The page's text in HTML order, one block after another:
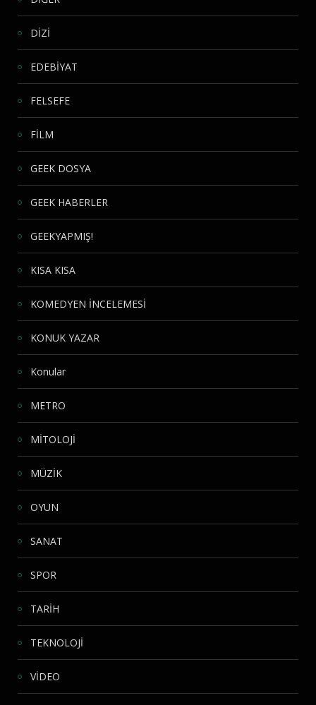
DİZİ
EDEBİYAT
FELSEFE
FİLM
GEEK DOSYA
GEEK HABERLER
GEEKYAPMIŞ!
KISA KISA
KOMEDYEN İNCELEMESİ
KONUK YAZAR
Konular
METRO
MİTOLOJİ
MÜZİK
OYUN
SANAT
SPOR
TARİH
TEKNOLOJİ
VİDEO